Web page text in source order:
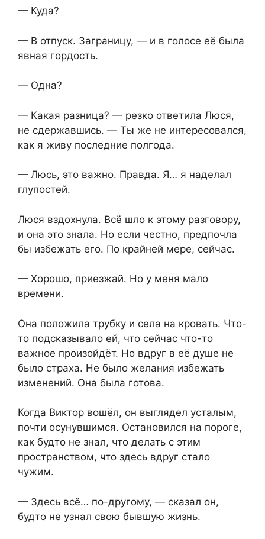
— Куда?
— В отпуск. Заграницу, — и в голосе её была
явная гордость.
— Одна?
— Какая разница? — резко ответила Люся,
не сдержавшись. — Ты же не интересовался,
как я живу последние полгода.
— Люсь, это важно. Правда. Я… я наделал
глупостей.
Люся вздохнула. Всё шло к этому разговору,
и она это знала. Но если честно, предпочла
бы избежать его. По крайней мере, сейчас.
— Хорошо, приезжай. Но у меня мало
времени.
Она положила трубку и села на кровать. Что-
то подсказывало ей, что сейчас что-то
важное произойдёт. Но вдруг в её душе не
было страха. Не было желания избежать
изменений. Она была готова.
Когда Виктор вошёл, он выглядел усталым,
почти осунувшимся. Остановился на пороге,
как будто не знал, что делать с этим
пространством, что здесь вдруг стало
чужим.
— Здесь всё… по-другому, — сказал он,
будто не узнал свою бывшую жизнь.